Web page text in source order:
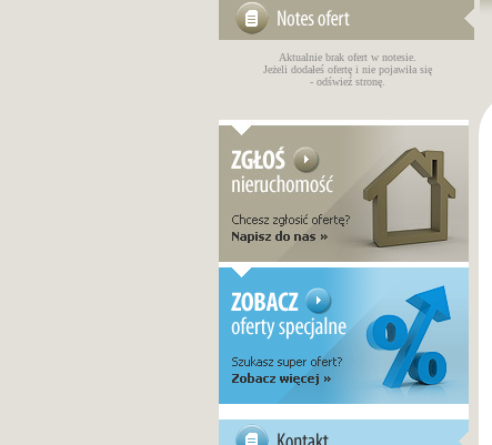
Aktualnie brak ofert w notesie.
Jeżeli dodałeś ofertę i nie pojawiła się
- odświeź stronę.